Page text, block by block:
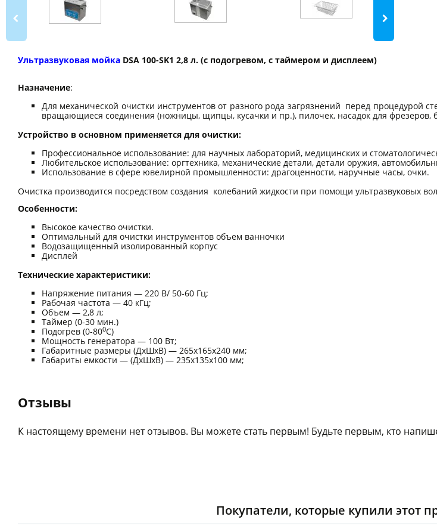
Ультразвуковая мойка DSA 100-SK1 2,8 л. (с подогревом, с таймером и дисплеем)
Назначение:
Для механической очистки инструментов от разного рода загрязнений перед процедурой
вращающиеся соединения (ножницы, щипцы, кусачки и пр.), пилочек, насадок для фрезеров,
Устройство в основном применяется для очистки:
Профессиональное использование: для научных лабораторий, медицинских и
Любительское использование: оргтехника, механические детали, детали оружия,
Использование в сфере ювелирной промышленности: драгоценности, наручные часы, очки.
Очистка производится посредством создания колебаний жидкости при помощи ультразвуковых
Особенности:
Высокое качество очистки.
Оптимальный для очистки инструментов объем ванночки
Водозащищенный изолированный корпус
Дисплей
Технические характеристики:
Напряжение питания — 220 В/ 50-60 Гц;
Рабочая частота — 40 кГц;
Объем — 2,8 л;
Таймер (0-30 мин.)
Подогрев (0-800С)
Мощность генератора — 100 Вт;
Габаритные размеры (ДхШхВ) — 265х165х240 мм;
Габариты емкости — (ДхШхВ) — 235х135х100 мм;
Отзывы
К настоящему времени нет отзывов. Вы можете стать первым! Будьте первым, кто
Покупатели, которые купили этот